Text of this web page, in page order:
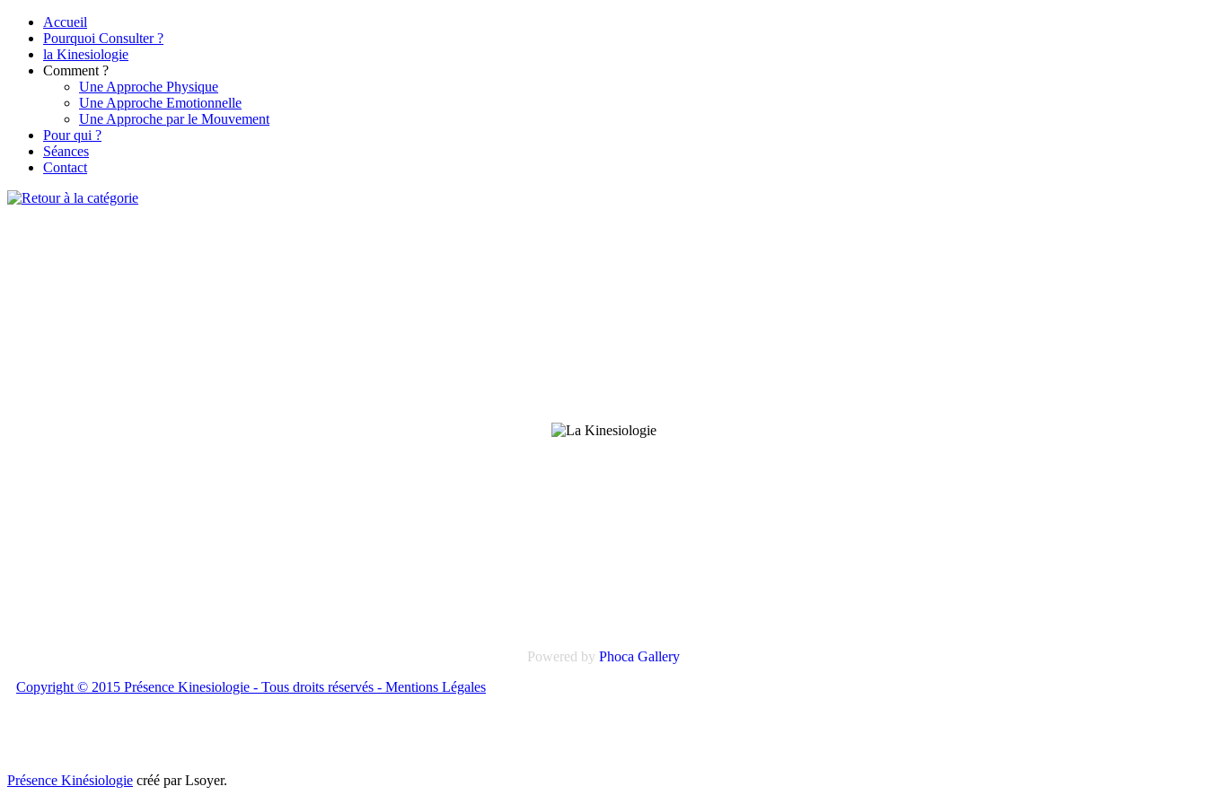
Accueil
Pourquoi Consulter ?
la Kinesiologie
Comment ?
Une Approche Physique
Une Approche Emotionnelle
Une Approche par le Mouvement
Pour qui ?
Séances
Contact
Powered by Phoca Gallery
Copyright © 2015 Présence Kinesiologie - Tous droits réservés - Mentions Légales
Présence Kinésiologie créé par Lsoyer.